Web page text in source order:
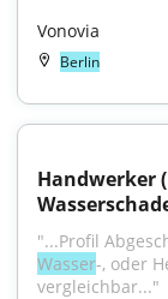
Vonovia
Berlin
Handwerker
"...Profil
Wasser-, oder
vergleichbar..."